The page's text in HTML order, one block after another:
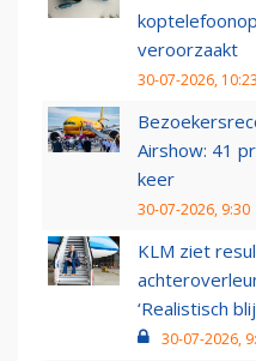
veroorzaakt
30-07-2026, 10:23
Airshow: 41
keer
30-07-2026, 9:30
KLM ziet
‘Realistisch
30-07-2026,